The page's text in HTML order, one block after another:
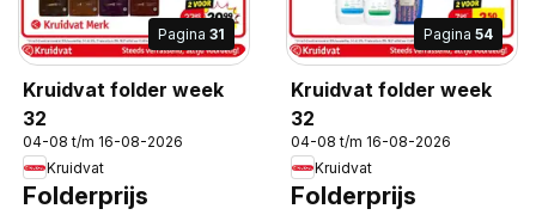
Pagina 31
Kruidvat folder week
32
04-08 t/m 16-08-2026
Kruidvat
Folderprijs
Pagina 54
Kruidvat folder week
32
04-08 t/m 16-08-2026
Kruidvat
Folderprijs